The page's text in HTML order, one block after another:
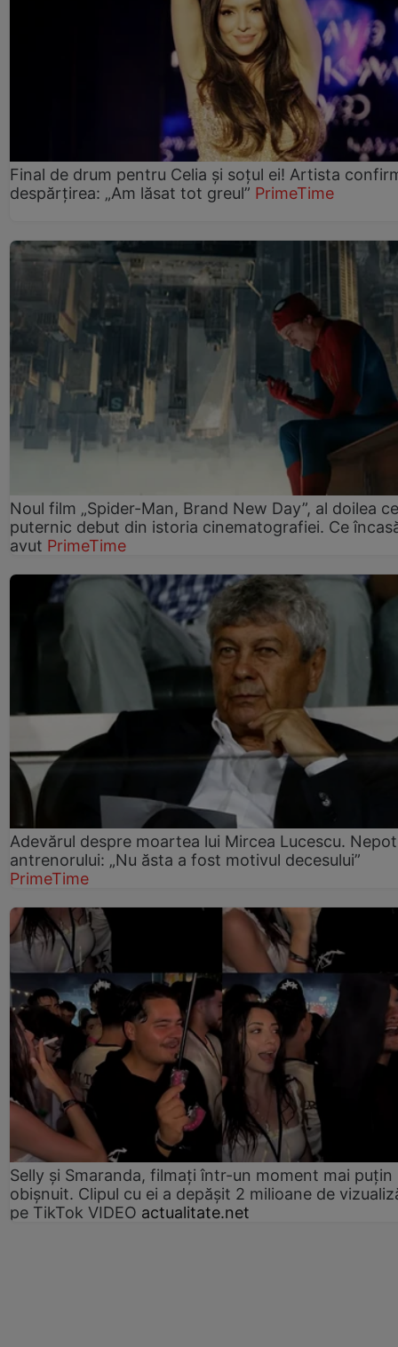
Final de drum pentru Celia și soțul ei! Artista
despărțirea: „Am lăsat tot greul” PrimeTime
Noul film „Spider-Man, Brand New Day”, al doilea
puternic debut din istoria cinematografiei. Ce
avut PrimeTime
Adevărul despre moartea lui Mircea Lucescu.
antrenorului: „Nu ăsta a fost motivul decesului”
PrimeTime
Selly și Smaranda, filmați într-un moment mai puțin
obișnuit. Clipul cu ei a depășit 2 milioane de
pe TikTok VIDEO actualitate.net